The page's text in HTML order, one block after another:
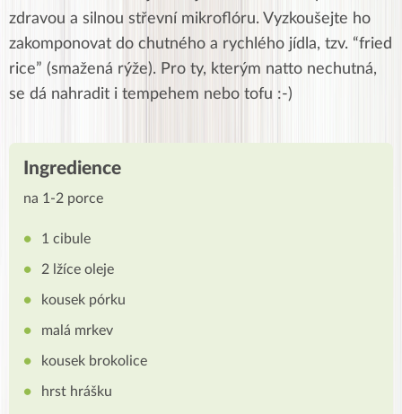
zdravou a silnou střevní mikroflóru. Vyzkoušejte ho
zakomponovat do chutného a rychlého jídla, tzv. “fried
rice” (smažená rýže). Pro ty, kterým natto nechutná,
se dá nahradit i tempehem nebo tofu :-)
Ingredience
na 1-2 porce
1 cibule
2 lžíce oleje
kousek pórku
malá mrkev
kousek brokolice
hrst hrášku